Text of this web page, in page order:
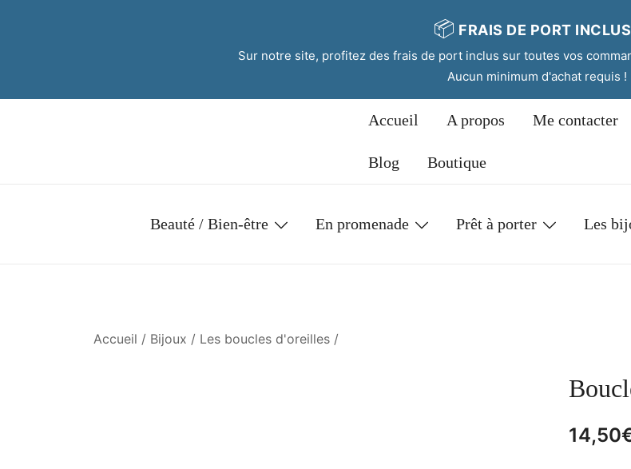
📦 FRAIS DE PORT
Sur notre site, profitez des frais de port inclus sur toutes vos
Aucun minimum d'achat requis !
Accueil A propos Me contacter
Blog Boutique
Beauté / Bien-être En promenade Prêt à porter Les
Accueil / Bijoux / Les boucles d'oreilles /
14,50